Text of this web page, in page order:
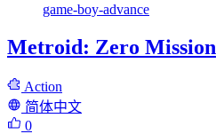
game-boy-advance
Metroid: Zero Mission
Action
简体中文
0